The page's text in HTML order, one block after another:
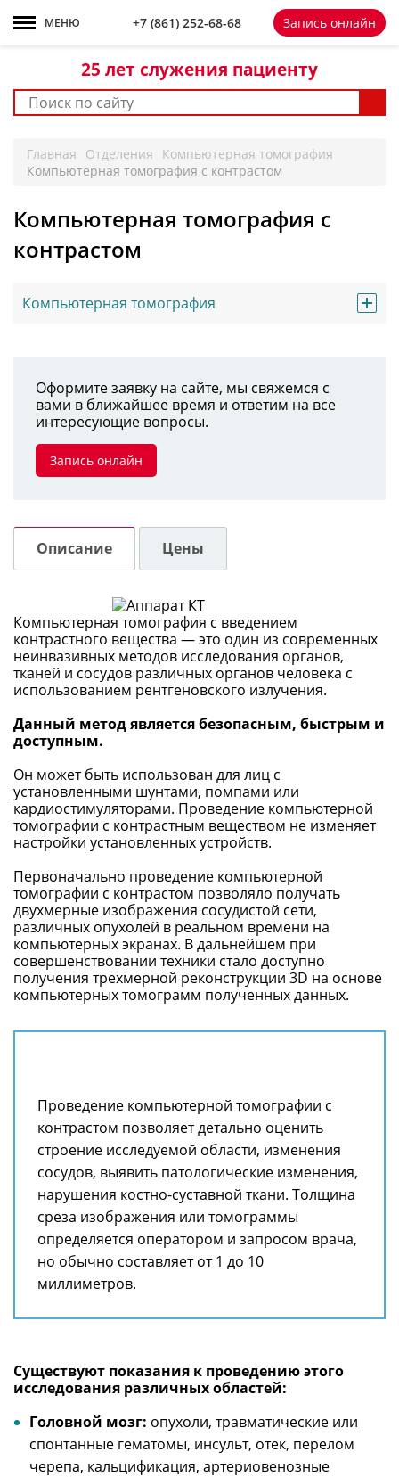
+7 861 252-68-68
25 лет служения пациенту
МЕНЮ +7 (861) 252-68-68 Запись онлайн
Главная Отделения
Компьютерная томография
Компьютерная томография с контрастом
Компьютерная томография с
контрастом
Компьютерная томография
Оформите заявку на сайте, мы свяжемся с
вами в ближайшее время и ответим на все
интересующие вопросы.
Запись онлайн
Описание Цены
Компьютерная томография с введением
контрастного вещества — это один из современных
неинвазивных методов исследования органов,
тканей и сосудов различных органов человека с
использованием рентгеновского излучения.
Данный метод является безопасным, быстрым и
доступным.
Он может быть использован для лиц с
установленными шунтами, помпами или
кардиостимуляторами. Проведение компьютерной
томографии с контрастным веществом не изменяет
настройки установленных устройств.
Первоначально проведение компьютерной
томографии с контрастом позволяло получать
двухмерные изображения сосудистой сети,
различных опухолей в реальном времени на
компьютерных экранах. В дальнейшем при
совершенствовании техники стало доступно
получения трехмерной реконструкции 3D на основе
компьютерных томограмм полученных данных.
Проведение компьютерной томографии с
контрастом позволяет детально оценить
строение исследуемой области, изменения
сосудов, выявить патологические изменения,
нарушения костно-суставной ткани. Толщина
среза изображения или томограммы
определяется оператором и запросом врача,
но обычно составляет от 1 до 10
миллиметров.
Существуют показания к проведению этого
исследования различных областей:
Головной мозг: опухоли, травматические или
спонтанные гематомы, инсульт, отек, перелом
черепа, кальцификация, артериовенозные